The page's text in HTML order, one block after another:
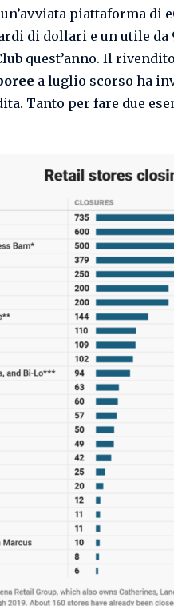
piattaforma di
di dollari e un utile da
quest’anno. Il
a luglio scorso ha
Tanto per fare due